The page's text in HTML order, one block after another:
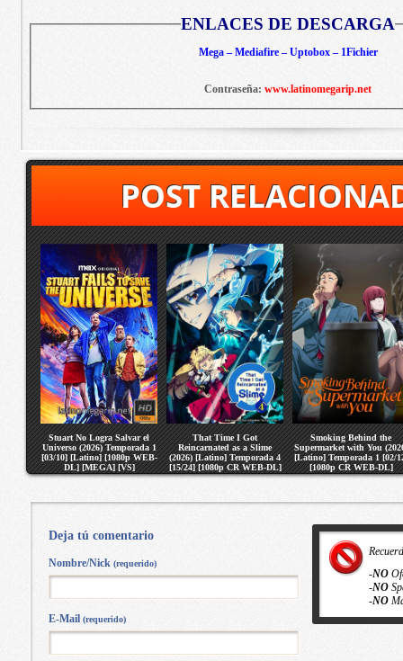
ENLACES DE DESCARGA
Mega – Mediafire – Uptobox – 1Fichier
Contraseña: www.latinomegarip.net
POST
Stuart No Logra Salvar el
Universo (2026) Temporada 1
[03/10] [Latino] [1080p WEB-
DL] [MEGA] [VS]
That Time I Got
Reincarnated as a Slime
(2026) [Latino] Temporada 4
[15/24] [1080p CR WEB-DL]
[MEGA] [VS]
Smoking Behind the
Supermarket with You
[Latino] Temporada 1 [02/
[1080p CR WEB-DL]
[MEGA] [VS]
-NO
-NO
-NO
Deja tú comentario
Nombre/Nick (requerido)
E-Mail (requerido)